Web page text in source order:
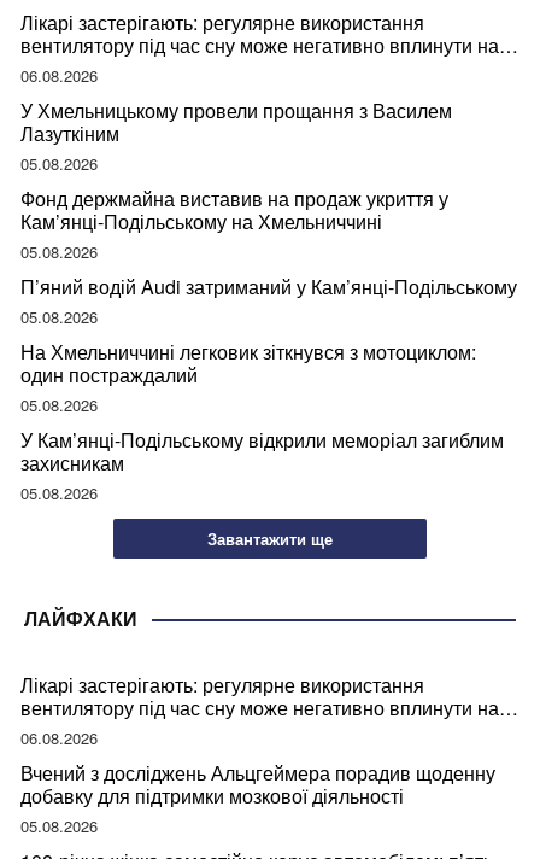
Лікарі застерігають: регулярне використання
вентилятору під час сну може негативно вплинути на
ваше здоров’я
06.08.2026
У Хмельницькому провели прощання з Василем
Лазуткіним
05.08.2026
Фонд держмайна виставив на продаж укриття у
Кам’янці-Подільському на Хмельниччині
05.08.2026
П’яний водій Audi затриманий у Кам’янці-Подільському
05.08.2026
На Хмельниччині легковик зіткнувся з мотоциклом:
один постраждалий
05.08.2026
У Кам’янці-Подільському відкрили меморіал загиблим
захисникам
05.08.2026
Завантажити ще
ЛАЙФХАКИ
Лікарі застерігають: регулярне використання
вентилятору під час сну може негативно вплинути на
ваше здоров’я
06.08.2026
Вчений з досліджень Альцгеймера порадив щоденну
добавку для підтримки мозкової діяльності
05.08.2026